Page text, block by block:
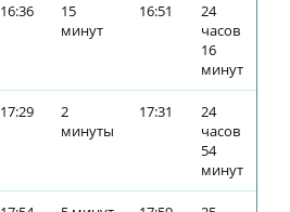
16:36
15
минут
16:51
24
часов
16
минут
17:29
2
минуты
17:31
24
часов
54
минут